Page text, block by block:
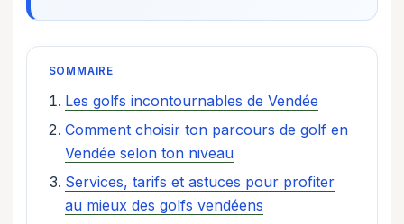
SOMMAIRE
Les golfs incontournables de Vendée
Comment choisir ton parcours de golf en
Vendée selon ton niveau
Services, tarifs et astuces pour profiter
au mieux des golfs vendéens